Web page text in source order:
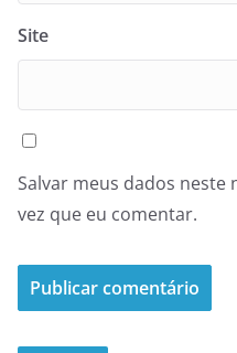
Site
Salvar meus dados
vez que eu comentar.